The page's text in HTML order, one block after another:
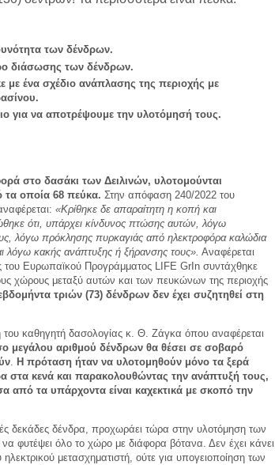
των δένδρων.
διάσωσης των δένδρων.
με ένα σχέδιο ανάπλασης της περιοχής με
για να αποτρέψουμε την υλοτόμησή τους.
στο δασάκι των Δειλινών, υλοτομούνται
τα οποία 68 πεύκα. Στην απόφαση 240/2022 του
«Κρίθηκε δε απαραίτητη η κοπή και
ότι, υπάρχει κίνδυνος πτώσης αυτών, λόγω
λόγω πρόκλησης πυρκαγιάς από ηλεκτροφόρα καλώδια
λόγω κακής ανάπτυξης ή ξήρανσης τους». Αναφέρεται
του Ευρωπαϊκού Προγράμματος LIFE GrIn συντάχθηκε
χώρους μεταξύ αυτών και των πευκώνων της περιοχής
τριών (73) δένδρων δεν έχει συζητηθεί στη
του καθηγητή δασολογίας κ. Θ. Ζάγκα όπου αναφέρεται
μεγάλου αριθμού δένδρων θα θέσει σε σοβαρό
. Η πρόταση ήταν να υλοτομηθούν μόνο τα ξερά
στα κενά και παρακολουθώντας την ανάπτυξή τους,
από τα υπάρχοντα είναι καχεκτικά με σκοπό την
δεκάδες δένδρα, προχωράει τώρα στην υλοτόμηση των
φυτέψει όλο το χώρο με διάφορα βότανα. Δεν έχει κάνει
μετασχηματιστή, ούτε για υπογειοποίηση των